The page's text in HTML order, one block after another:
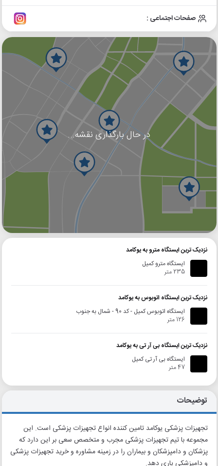
صفحات اجتماعی :
در حال بارگذاری نقشه...
گوگل
نزدیک ترین ایستگاه مترو به یوکامد
ایستگاه مترو کمیل
235 متر
نزدیک ترین ایستگاه اتوبوس به یوکامد
ایستگاه اتوبوس کمیل - کد 90 - شمال به جنوب
126 متر
نزدیک ترین ایستگاه بی آر تی به یوکامد
ایستگاه بی آر تی کمیل
47 متر
توضیحات
تجهیزات پزشکی یوکامد تامین کننده انواع تجهیزات پزشکی است. این
مجموعه با تیم تجهیزات پزشکی مجرب و متخصص سعی بر این دارد که
پزشکان و دامپزشکان و بیماران را در زمینه مشاوره و خرید تجهیزات پزشکی
و دامپزشکی یاری دهد.